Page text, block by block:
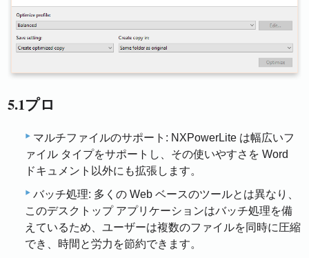
5.1プロ
マルチファイルのサポート: NXPowerLite は幅広いフ
ァイル タイプをサポートし、その使いやすさを Word
ドキュメント以外にも拡張します。
バッチ処理: 多くの Web ベースのツールとは異なり、
このデスクトップ アプリケーションはバッチ処理を備
えているため、ユーザーは複数のファイルを同時に圧縮
でき、時間と労力を節約できます。